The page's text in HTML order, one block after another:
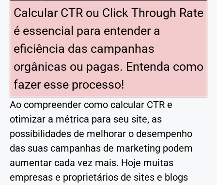
Calcular CTR ou Click Through Rate
é essencial para entender a
eficiência das campanhas
orgânicas ou pagas. Entenda como
fazer esse processo!
Ao compreender como calcular CTR e
otimizar a métrica para seu site, as
possibilidades de melhorar o desempenho
das suas campanhas de marketing podem
aumentar cada vez mais. Hoje muitas
empresas e proprietários de sites e blogs